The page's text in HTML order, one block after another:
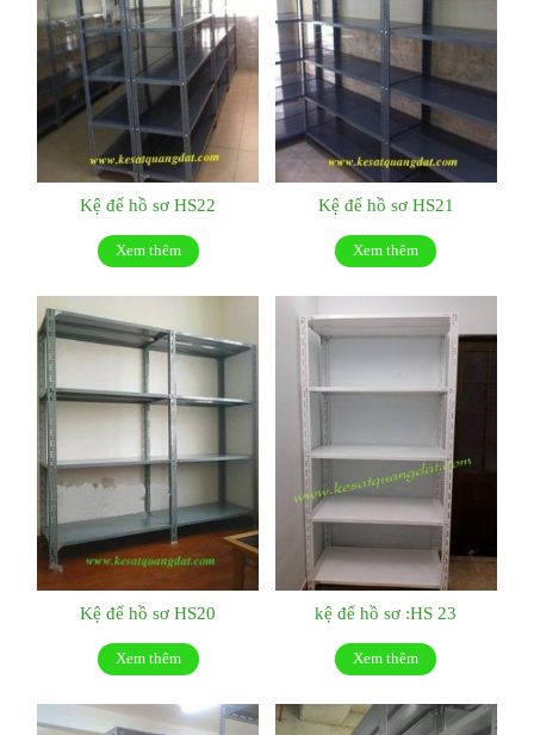
Kệ để hồ sơ HS22
Xem thêm
Kệ để hồ sơ HS21
Xem thêm
Kệ để hồ sơ HS20
Xem thêm
kệ để hồ sơ :HS 23
Xem thêm